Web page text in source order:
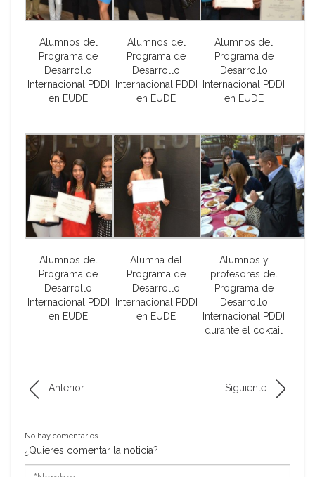
Alumnos del
Programa de
Desarrollo
Internacional PDDI
en EUDE
Alumnos del
Programa de
Desarrollo
Internacional PDDI
en EUDE
Alumnos del
Programa de
Desarrollo
Internacional PDDI
en EUDE
Alumnos del
Programa de
Desarrollo
Internacional PDDI
en EUDE
Alumna del
Programa de
Desarrollo
Internacional PDDI
en EUDE
Alumnos y
profesores del
Programa de
Desarrollo
Internacional PDDI
durante el coktail
Anterior Siguiente
No hay comentarios
¿Quieres comentar la noticia?
*Nombre